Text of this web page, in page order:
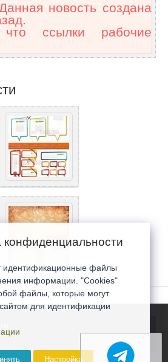
новость создана
что ссылки рабочие
конфиденциальности
идентификационные файлы
информации. "Cookies"
файлы, которые могут
для идентификации
Настройка